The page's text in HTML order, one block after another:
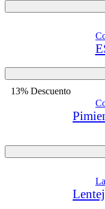
13% Descuento